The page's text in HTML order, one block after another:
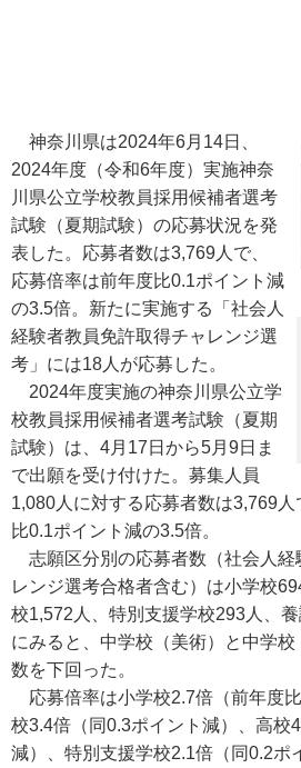
神奈川県は2024年6月14日、
2024年度（令和6年度）実施神奈
川県公立学校教員採用候補者選考
試験（夏期試験）の応募状況を発
表した。応募者数は3,769人で、
応募倍率は前年度比0.1ポイント減
の3.5倍。新たに実施する「社会人
経験者教員免許取得チャレンジ選
考」には18人が応募した。
2024年度実施の神奈川県公立学
校教員採用候補者選考試験（夏期
試験）は、4月17日から5月9日ま
で出願を受け付けた。募集人員
1,080人に対する応募者数は3,769
比0.1ポイント減の3.5倍。
志願区分別の応募者数（社会人経
レンジ選考合格者含む）は小学校
校1,572人、特別支援学校293人、
にみると、中学校（美術）と中学
数を下回った。
応募倍率は小学校2.7倍（前年度
校3.4倍（同0.3ポイント減）、高校
減）、特別支援学校2.1倍（同0.2ポ